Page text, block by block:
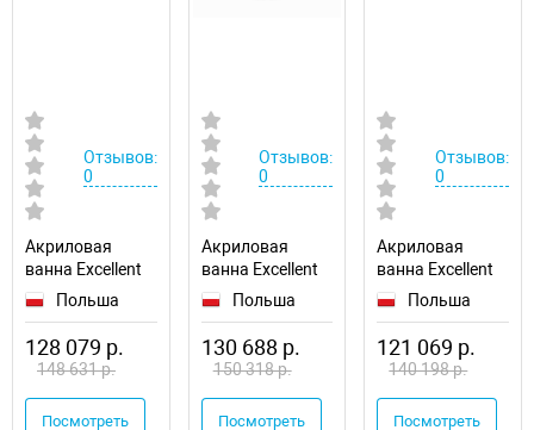
Отзывов:
0
Акриловая
ванна Excellent
Lumina 190x95
Польша
128 079 р.
148 631 р.
Посмотреть
Отзывов:
0
Акриловая
ванна Excellent
Lumina 190x95
Польша
130 688 р.
150 318 р.
Посмотреть
Отзывов:
0
Акриловая
ванна Excellent
Lumina 190x95
Польша
121 069 р.
140 198 р.
Посмотреть